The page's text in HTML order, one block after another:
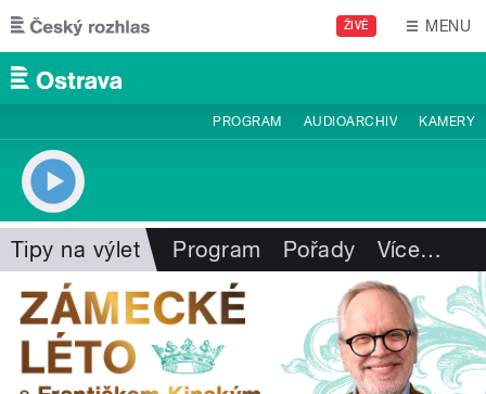
Přejít k hlavnímu obsahu
ŽIVĚ MENU
PROGRAM AUDIOARCHIV KAMERY
Tipy na výlet Program Pořady Více…